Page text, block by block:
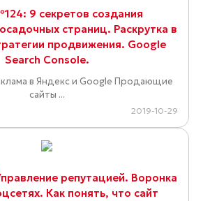
9 секретов создания
страниц. Раскрутка в
продвижения. Google
Search Console.
в Яндекс и Google Продающие
сайты ...
2019-10-29
репутацией. Воронка
Как понять, что сайт